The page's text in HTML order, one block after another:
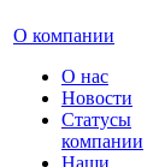
О компании
О нас
Новости
Cтатусы
компании
Наши